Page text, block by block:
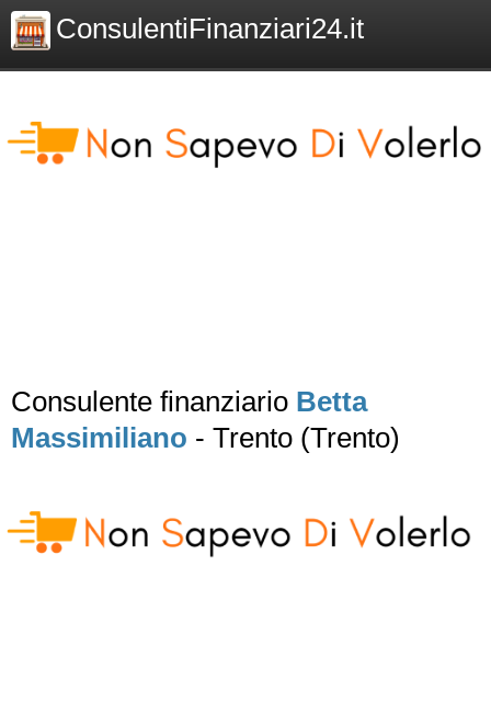
ConsulentiFinanziari24.it
Consulente finanziario Betta
Massimiliano - Trento (Trento)